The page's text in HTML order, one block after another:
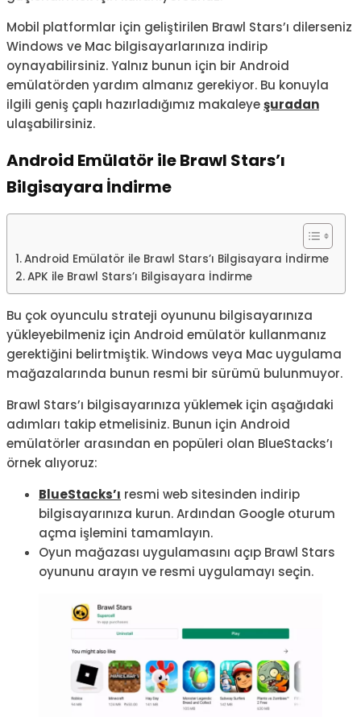
Mobil platformlar için geliştirilen Brawl Stars’ı dilerseniz
Windows ve Mac bilgisayarlarınıza indirip
oynayabilirsiniz. Yalnız bunun için bir Android
emülatörden yardım almanız gerekiyor. Bu konuyla
ilgili geniş çaplı hazırladığımız makaleyeşuradan
ulaşabilirsiniz.
Android Emülatör ile Brawl Stars’ı
Bilgisayara İndirme
Android Emülatör ile Brawl Stars’ı Bilgisayara İndirme
APK ile Brawl Stars’ı Bilgisayara İndirme
Bu çok oyunculu strateji oyununu bilgisayarınıza
yükleyebilmeniz için Android emülatör kullanmanız
gerektiğini belirtmiştik. Windows veya Mac uygulama
mağazalarında bunun resmi bir sürümü bulunmuyor.
Brawl Stars’ı bilgisayarınıza yüklemek için aşağıdaki
adımları takip etmelisiniz. Bunun için Android
emülatörler arasından en popüleri olan BlueStacks’ı
örnek alıyoruz:
BlueStacks’ı resmi web sitesinden indirip
bilgisayarınıza kurun. Ardından Google oturum
açma işlemini tamamlayın.
Oyun mağazası uygulamasını açıp Brawl Stars
oyununu arayın ve resmi uygulamayı seçin.